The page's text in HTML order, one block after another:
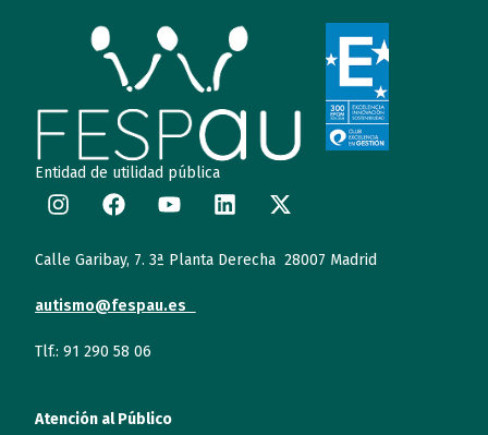
Entidad de utilidad pública
Calle Garibay, 7. 3ª Planta Derecha 28007 Madrid
autismo@fespau.es
Tlf.: 91 290 58 06
Atención al Público